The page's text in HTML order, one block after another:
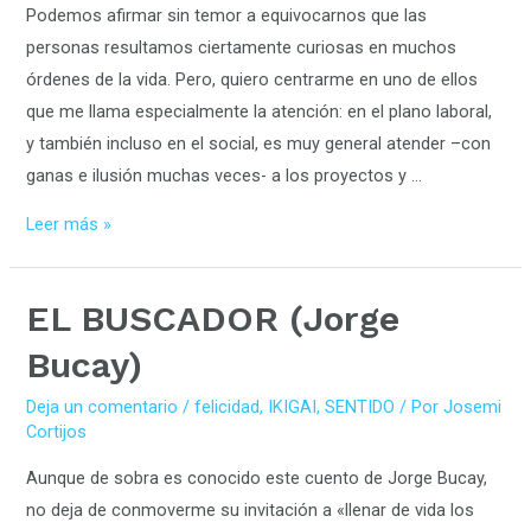
Podemos afirmar sin temor a equivocarnos que las
personas resultamos ciertamente curiosas en muchos
órdenes de la vida. Pero, quiero centrarme en uno de ellos
que me llama especialmente la atención: en el plano laboral,
y también incluso en el social, es muy general atender –con
ganas e ilusión muchas veces- a los proyectos y …
VALORES
Leer más »
EL BUSCADOR (Jorge
Bucay)
Deja un comentario /felicidad, IKIGAI,SENTIDO / PorJosemi
Cortijos
Aunque de sobra es conocido este cuento de Jorge Bucay,
no deja de conmoverme su invitación a «llenar de vida los